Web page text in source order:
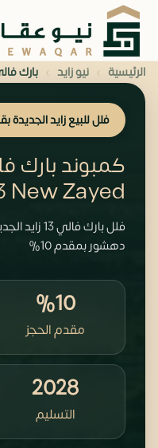
الرئيسية › نيو زايد › بارك فالي
فلل للبيع زايد الجديدة
New Zayed
فلل بارك
دهشور بمقدم 10%
%10
مقدم الحجز
2028
التسليم